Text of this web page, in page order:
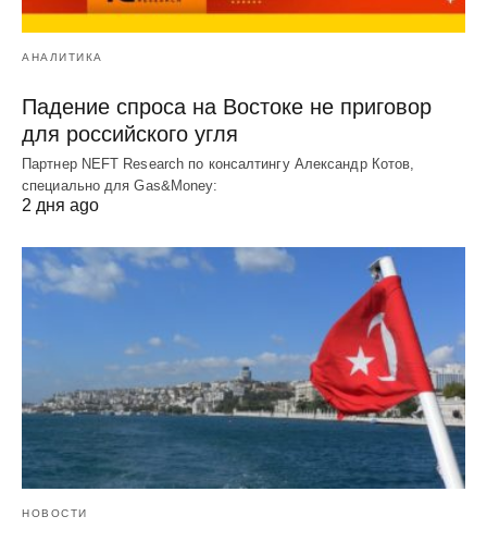
АНАЛИТИКА
Падение спроса на Востоке не приговор
для российского угля
Партнер NEFT Research по консалтингу Александр Котов,
специально для Gas&Money:
2 дня ago
НОВОСТИ